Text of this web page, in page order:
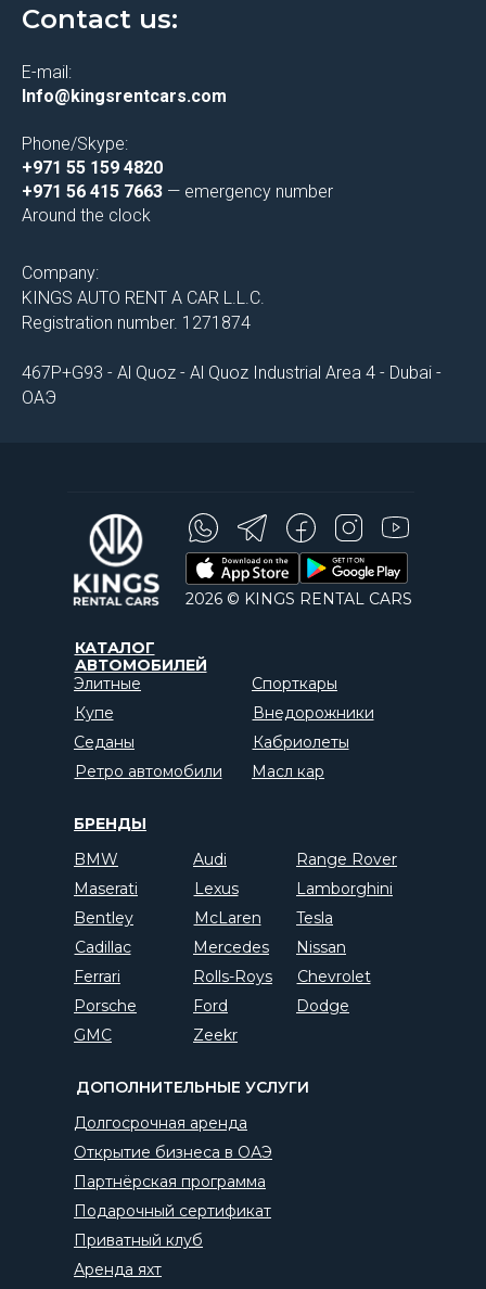
Contact us:
E-mail:
Info@kingsrentcars.com
Phone/Skype:
+971 55 159 4820
+971 56 415 7663 — emergency number
Around the clock
Company:
KINGS AUTO RENT A CAR L.L.C.
Registration number. 1271874
467P+G93 - Al Quoz - Al Quoz Industrial Area 4 - Dubai -
ОАЭ
КАТАЛОГ
АВТОМОБИЛЕЙ
БРЕНДЫ
ДОПОЛНИТЕЛЬНЫЕ УСЛУГИ
Спорткары
Элитные
Внедорожники
Кабриолеты
Купе
BMW Audi
Bentley
Cadillac
McLaren
Mercedes
Nissan
Porsche
Range Rover
Rolls-Roys
Lexus
Tesla
Chevrolet
Ferrari
Lamborghini
Maserati
2026 © KINGS RENTAL CARS
Седаны
Масл кар
Ford Dodge
Партнёрская программа
Подарочный сертификат
Открытие бизнеса в ОАЭ
Приватный клуб
Аренда яхт
Долгосрочная аренда
Ретро автомобили
GMC Zeekr